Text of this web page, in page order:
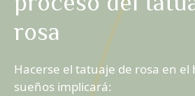
rosa
Hacerse el tatuaje de rosa en
sueños implicará: